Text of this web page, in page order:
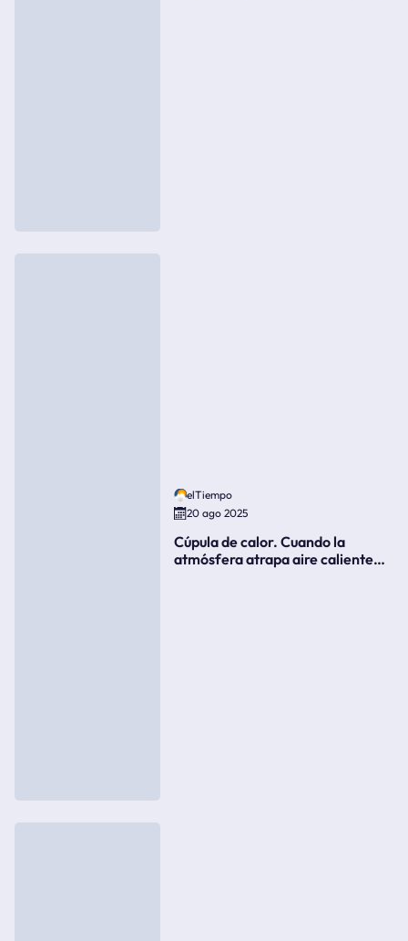
elTiempo
20 ago 2025
Cúpula de calor. Cuando la
atmósfera atrapa aire caliente